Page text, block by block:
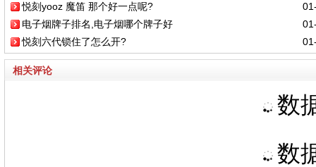
悦刻yooz 魔笛 那个好一点呢?
电子烟牌子排名,电子烟哪个牌子好
悦刻六代锁住了怎么开?
相关评论
数
数